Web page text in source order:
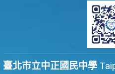
臺北市立中正國民中學